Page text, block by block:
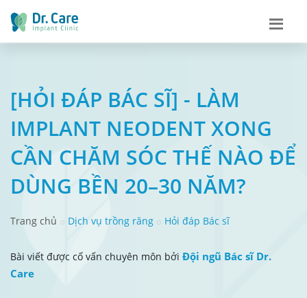
[HỎI ĐÁP BÁC SĨ] - LÀM
IMPLANT NEODENT XONG
CẦN CHĂM SÓC THẾ NÀO ĐỂ
DÙNG BỀN 20–30 NĂM?
Trang chủ Dịch vụ trồng răng Hỏi đáp Bác sĩ
Bài viết được cố vấn chuyên môn bởi Đội ngũ Bác sĩ Dr.
Care